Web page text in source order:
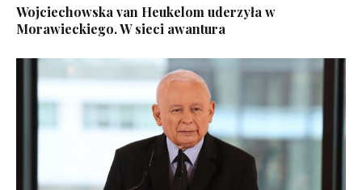
Wojciechowska van Heukelom uderzyła w
Morawieckiego. W sieci awantura